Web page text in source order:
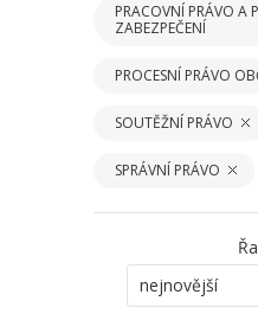
PRACOVNÍ PRÁVO A
ZABEZPEČENÍ
PROCESNÍ PRÁVO
SOUTĚŽNÍ PRÁVO
SPRÁVNÍ PRÁVO
nejnovější